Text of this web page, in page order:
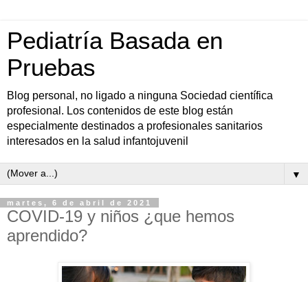
Pediatría Basada en
Pruebas
Blog personal, no ligado a ninguna Sociedad científica
profesional. Los contenidos de este blog están
especialmente destinados a profesionales sanitarios
interesados en la salud infantojuvenil
▼
martes, 6 de abril de 2021
COVID-19 y niños ¿que hemos
aprendido?